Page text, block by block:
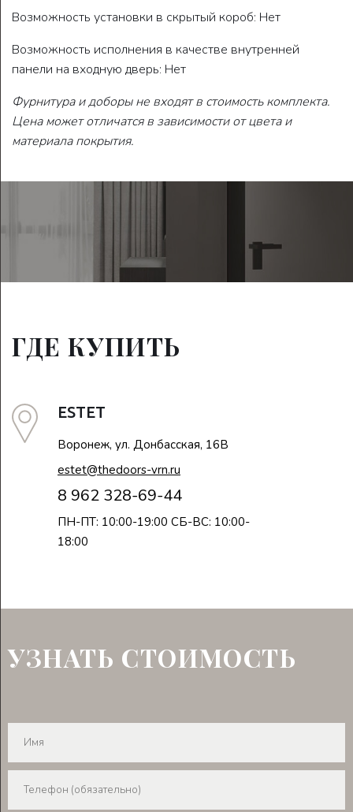
Возможность установки в скрытый короб: Нет
Возможность исполнения в качестве внутренней
панели на входную дверь: Нет
Фурнитура и доборы не входят в стоимость комплекта.
Цена может отличатся в зависимости от цвета и
материала покрытия.
ГДЕ КУПИТЬ
ESTET
Воронеж, ул. Донбасская, 16В
estet@thedoors-vrn.ru
8 962 328-69-44
ПН-ПТ: 10:00-19:00 СБ-ВС: 10:00-
18:00
УЗНАТЬ СТОИМОСТЬ